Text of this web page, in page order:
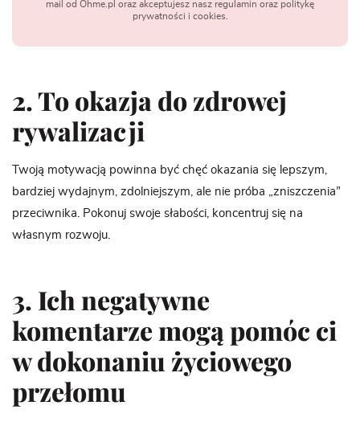
mail od Ohme.pl oraz akceptujesz nasz regulamin oraz politykę
prywatności i cookies.
2. To okazja do zdrowej
rywalizacji
Twoją motywacją powinna być chęć okazania się lepszym,
bardziej wydajnym, zdolniejszym, ale nie próba „zniszczenia”
przeciwnika. Pokonuj swoje słabości, koncentruj się na
własnym rozwoju.
3. Ich negatywne
komentarze mogą pomóc ci
w dokonaniu życiowego
przełomu